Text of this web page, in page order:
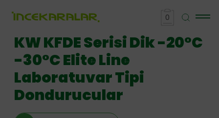
0
KW KFDE Serisi Dik -20°C
-30°C Elite Line
Laboratuvar Tipi
Dondurucular